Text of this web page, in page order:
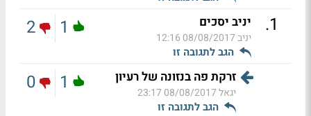
1
. יניב יסכים
יניב08/08/2017 12:16
הגב לתגובה זו
1
2
זרקת פה בנזונה של רעיון
יגאל08/08/2017 23:17
הגב לתגובה זו
1
0